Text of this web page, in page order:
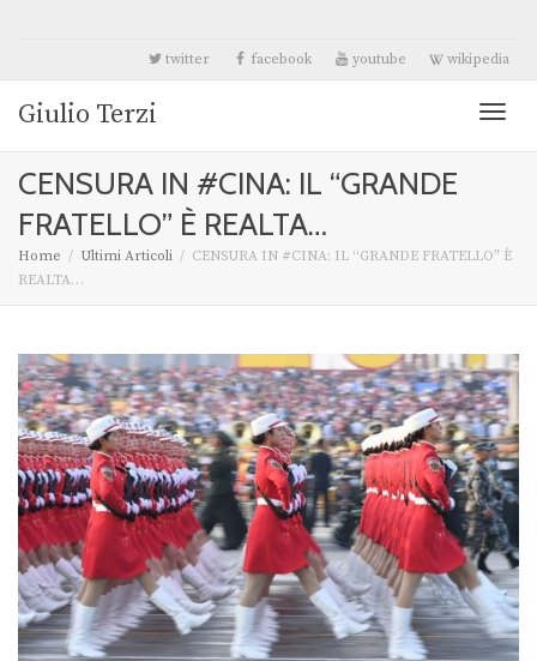
twitter facebook youtube wikipedia
Giulio Terzi
CENSURA IN #CINA: IL “GRANDE
FRATELLO” È REALTA…
Home Ultimi Articoli
CENSURA IN #CINA: IL “GRANDE FRATELLO” È
REALTA…